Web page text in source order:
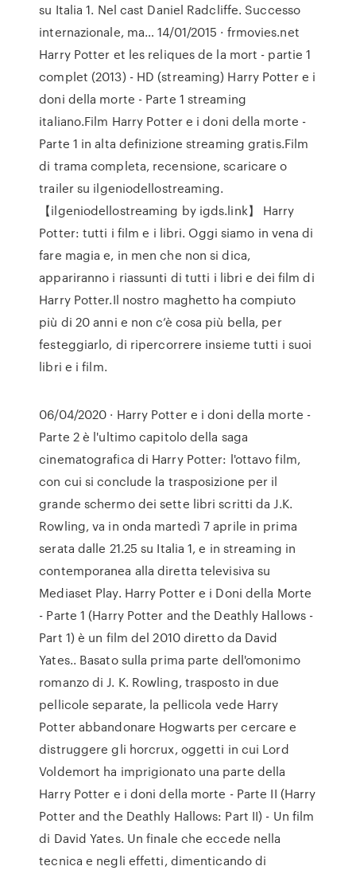
su Italia 1. Nel cast Daniel Radcliffe. Successo
internazionale, ma… 14/01/2015 · frmovies.net
Harry Potter et les reliques de la mort - partie 1
complet (2013) - HD (streaming) Harry Potter e i
doni della morte - Parte 1 streaming
italiano.Film Harry Potter e i doni della morte -
Parte 1 in alta definizione streaming gratis.Film
di trama completa, recensione, scaricare o
trailer su ilgeniodellostreaming.
【ilgeniodellostreaming by igds.link】 Harry
Potter: tutti i film e i libri. Oggi siamo in vena di
fare magia e, in men che non si dica,
appariranno i riassunti di tutti i libri e dei film di
Harry Potter.Il nostro maghetto ha compiuto
più di 20 anni e non c’è cosa più bella, per
festeggiarlo, di ripercorrere insieme tutti i suoi
libri e i film.
06/04/2020 · Harry Potter e i doni della morte -
Parte 2 è l'ultimo capitolo della saga
cinematografica di Harry Potter: l'ottavo film,
con cui si conclude la trasposizione per il
grande schermo dei sette libri scritti da J.K.
Rowling, va in onda martedì 7 aprile in prima
serata dalle 21.25 su Italia 1, e in streaming in
contemporanea alla diretta televisiva su
Mediaset Play. Harry Potter e i Doni della Morte
- Parte 1 (Harry Potter and the Deathly Hallows -
Part 1) è un film del 2010 diretto da David
Yates.. Basato sulla prima parte dell'omonimo
romanzo di J. K. Rowling, trasposto in due
pellicole separate, la pellicola vede Harry
Potter abbandonare Hogwarts per cercare e
distruggere gli horcrux, oggetti in cui Lord
Voldemort ha imprigionato una parte della
Harry Potter e i doni della morte - Parte II (Harry
Potter and the Deathly Hallows: Part II) - Un film
di David Yates. Un finale che eccede nella
tecnica e negli effetti, dimenticando di